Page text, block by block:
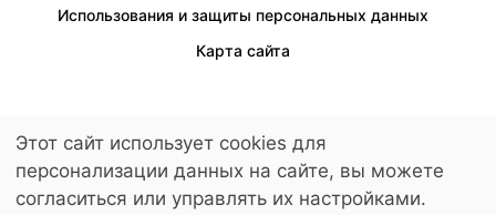
Использования и защиты персональных данных
Карта сайта
Предусмотрен доступ для людей с ограниченными возможностями.
© 2026 LuckyKids. All Rights Reserved.
Этот сайт использует cookies для
персонализации данных на сайте, вы можете
согласиться или управлять их настройками.